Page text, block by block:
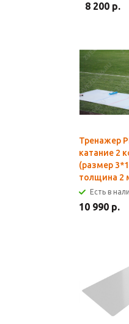
8 200 р.
Тренажер
катание 2
(размер
толщина 2
Есть в
10 990 р.